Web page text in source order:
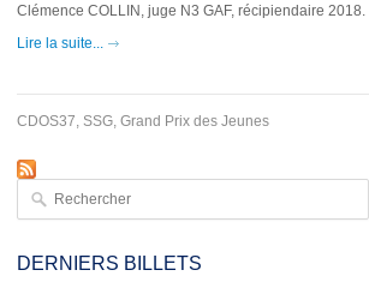
Clémence COLLIN, juge N3 GAF, récipiendaire 2018.
Lire la suite...
CDOS37, SSG, Grand Prix des Jeunes
Formulaire de recherche
Rechercher
DERNIERS BILLETS